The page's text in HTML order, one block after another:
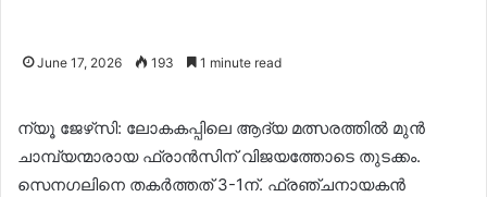
June 17, 2026 193 1 minute read
ന്യൂ ജേഴ്‌സി: ലോകകപ്പിലെ ആദ്യ മത്സരത്തിൽ മുൻ
ചാമ്പ്യന്മാരായ ഫ്രാൻസിന് വിജയത്തോടെ തുടക്കം.
സെനഗലിനെ തകർത്തത് 3-1ന്. ഫ്രഞ്ചനായകൻ